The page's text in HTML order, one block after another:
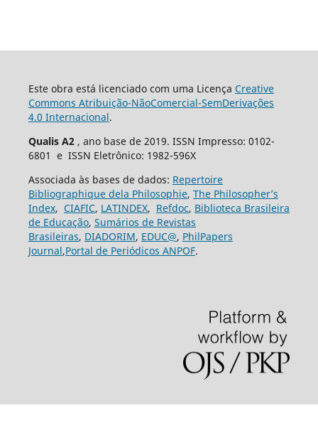
Este obra está licenciado com uma Licença Creative
Commons Atribuição-NãoComercial-SemDerivações
4.0 Internacional.
Qualis A2 , ano base de 2019. ISSN Impresso: 0102-
6801 e ISSN Eletrônico: 1982-596X
Associada às bases de dados: Repertoire
Bibliographique dela Philosophie, The Philosopher’s
Index, CIAFIC, LATINDEX, Refdoc, Biblioteca Brasileira
de Educação, Sumários de Revistas
Brasileiras, DIADORIM, EDUC@, PhilPapers
Journal,Portal de Periódicos ANPOF.